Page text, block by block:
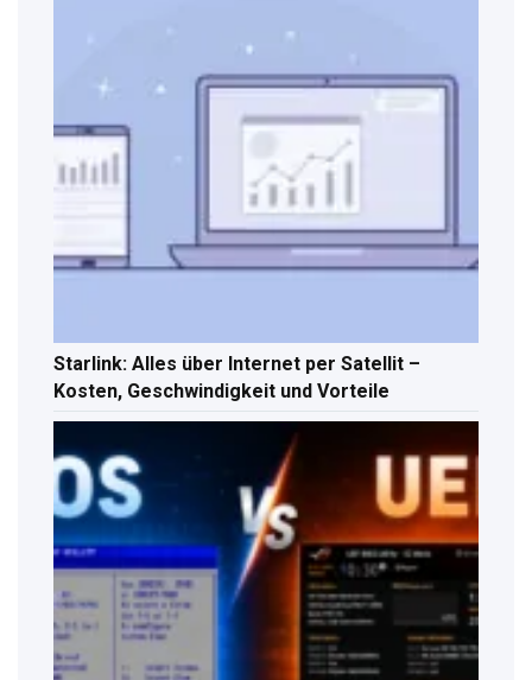
Starlink: Alles über Internet per Satellit –
Kosten, Geschwindigkeit und Vorteile